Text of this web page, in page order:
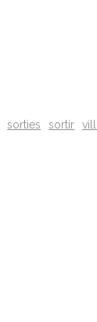
sorties sortir